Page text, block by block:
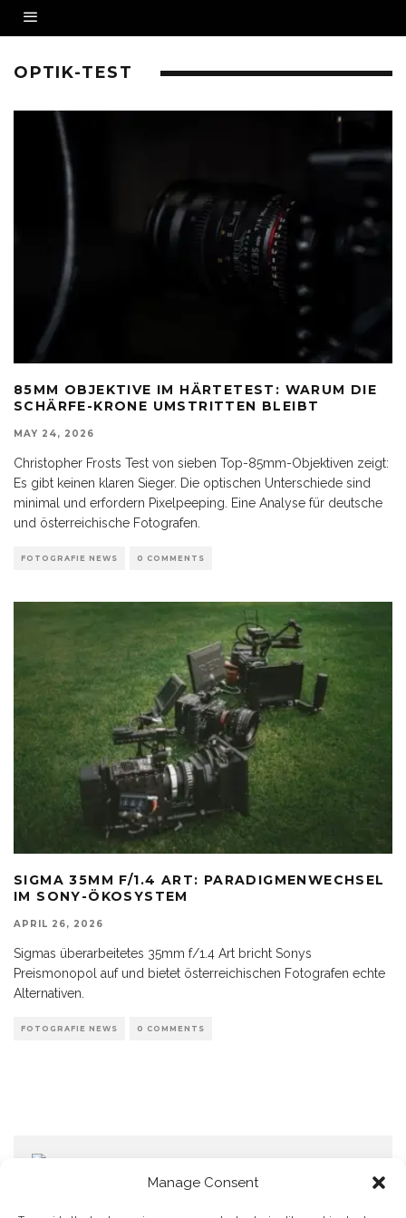
Manage Consent
OPTIK-TEST
85MM OBJEKTIVE IM HÄRTETEST: WARUM DIE
SCHÄRFE-KRONE UMSTRITTEN BLEIBT
MAY 24, 2026
Christopher Frosts Test von sieben Top-85mm-Objektiven zeigt:
Es gibt keinen klaren Sieger. Die optischen Unterschiede sind
minimal und erfordern Pixelpeeping. Eine Analyse für deutsche
und österreichische Fotografen.
FOTOGRAFIE NEWS 0 COMMENTS
SIGMA 35MM F/1.4 ART: PARADIGMENWECHSEL
IM SONY-ÖKOSYSTEM
APRIL 26, 2026
Sigmas überarbeitetes 35mm f/1.4 Art bricht Sonys
Preismonopol auf und bietet österreichischen Fotografen echte
Alternativen.
FOTOGRAFIE NEWS 0 COMMENTS